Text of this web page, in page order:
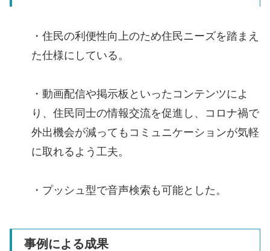
・住民の利便性向上のため住民ニーズを踏まえ
た仕様にしている。
・動画配信や掲示板といったコンテンツによ
り、住民同士の情報交流を促進し、コロナ禍で
外出機会が減ってもコミュニケーションが気軽
に取れるよう工夫。
・プッシュ型で音声検索も可能とした。
事例による成果